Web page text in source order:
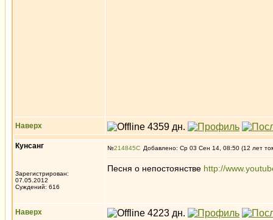
Наверх
Кунсанг
Зарегистрирован:
07.05.2012
Суждений: 616
№214845 Добавлено: Ср 03 Сен 14, 08:50 (12 лет
Песня о непостоянстве http://
Наверх